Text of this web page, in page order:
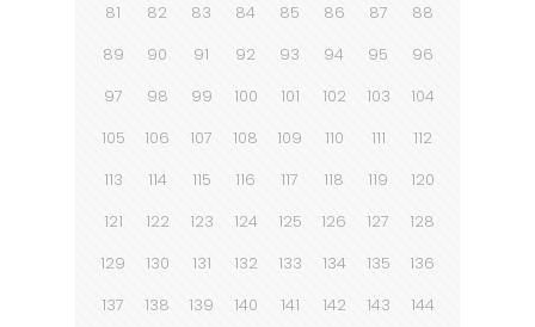
81
82 83 84 85 86 87
88
89
90 91 92 93 94 95
96
97
98 99 100 101 102 103
104
105
106 107 108 109 110 111
112
113
114 115 116 117 118 119
120
121
122 123 124 125 126 127
128
129
130 131 132 133 134 135
136
137
138 139 140 141 142 143
144